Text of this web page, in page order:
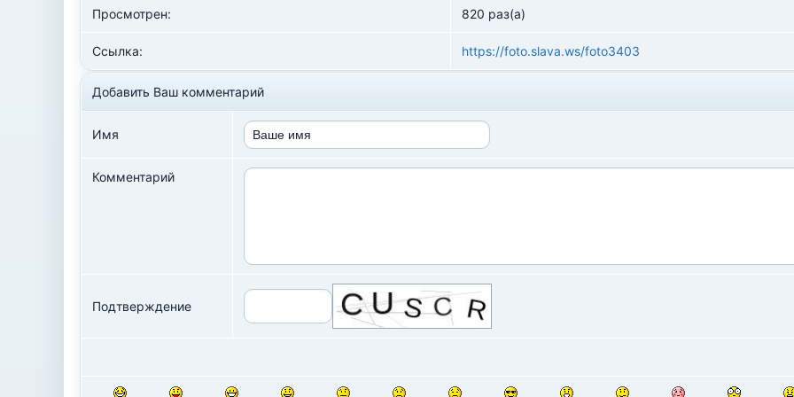
Просмотрен: 820 раз(а)
Ссылка: https://foto.slava.ws/foto3403
Добавить Ваш комментарий
Имя
Комментарий
Подтверждение